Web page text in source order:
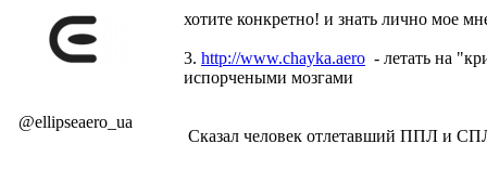
@ellipseaero_ua
хотите конкретно! и знать лично мое
3. http://www.chayka.aero - летать на
испорчеными мозгами
Сказал человек отлетавший ППЛ и